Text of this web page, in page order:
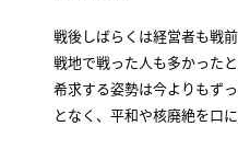
戦後しばらくは経営者も戦
戦地で戦った人も多かった
希求する姿勢は今よりもず
となく、平和や核廃絶を口